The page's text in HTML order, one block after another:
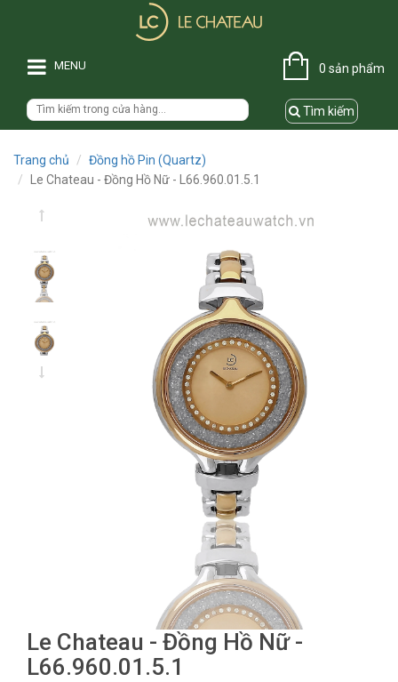
MENU 0 sản phẩm
Tìm kiếm
Trang chủ
Đồng hồ Pin (Quartz)
Le Chateau - Đồng Hồ Nữ - L66.960.01.5.1
Le Chateau - Đồng Hồ Nữ -
L66.960.01.5.1